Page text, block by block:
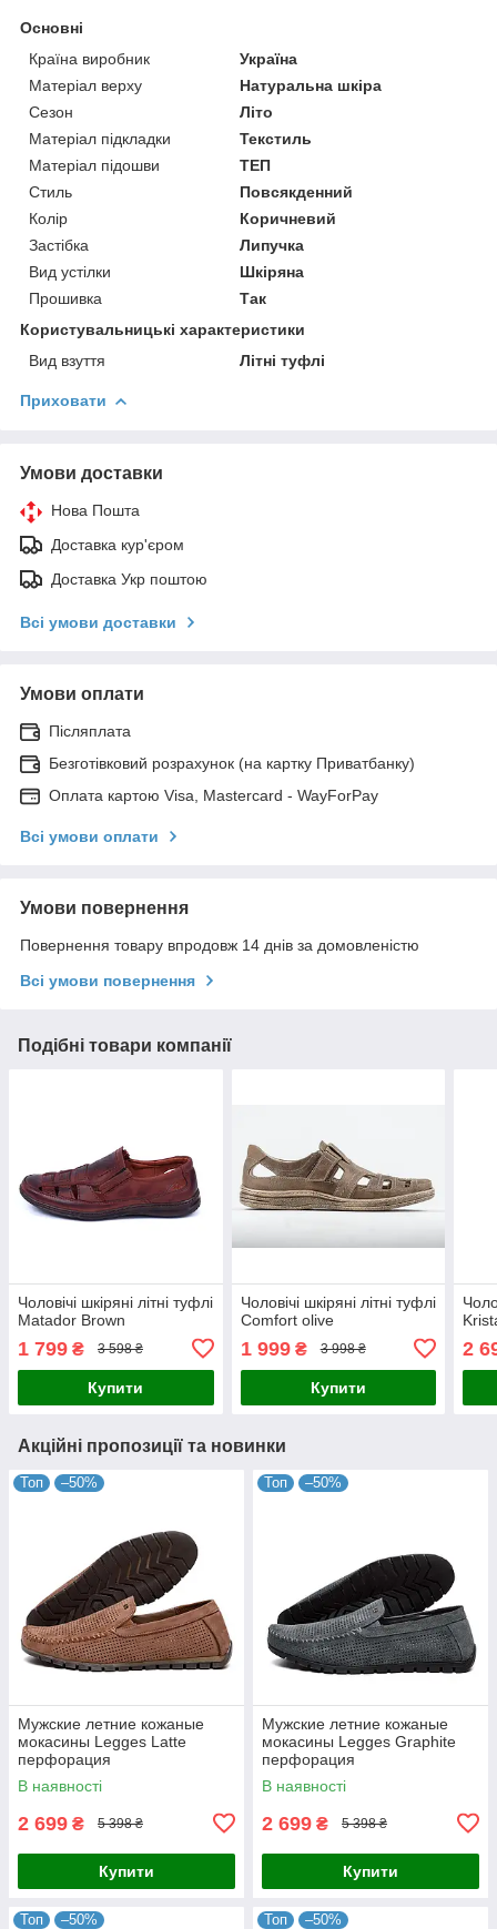
Основні
Країна виробник
Україна
Матеріал верху
Натуральна шкіра
Сезон
Літо
Матеріал підкладки
Текстиль
Матеріал підошви
ТЕП
Стиль
Повсякденний
Колір
Коричневий
Застібка
Липучка
Вид устілки
Шкіряна
Прошивка
Так
Користувальницькі характеристики
Вид взуття
Літні туфлі
Приховати
Умови доставки
Нова Пошта
Доставка кур'єром
Доставка Укр поштою
Всі умови доставки
Умови оплати
Післяплата
Безготівковий розрахунок (на картку Приватбанку)
Оплата картою Visa, Mastercard - WayForPay
Всі умови оплати
Умови повернення
Повернення товару впродовж 14 днів за домовленістю
Всі умови повернення
Подібні товари компанії
Чоловічі шкіряні літні туфлі
Matador Brown
1 799 ₴ 3 598 ₴
Купити
Чоловічі шкіряні літні туфлі
Comfort olive
1 999₴ 3 998 ₴
Купити
2
Акційні пропозиції та новинки
Топ –50%
Мужские летние кожаные
мокасины Legges Latte
перфорация
В наявності
2 699 ₴ 5 398 ₴
Купити
Топ –50%
Мужские летние кожаные
мокасины Legges Graphite
перфорация
В наявності
2 699 ₴ 5 398 ₴
Купити
Топ –50% Топ –50%